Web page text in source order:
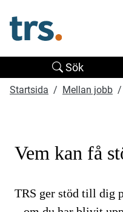
Sök
Startsida Mellan jobb
Vem kan få
TRS ger stöd till dig